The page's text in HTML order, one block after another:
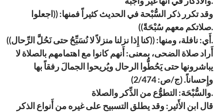
وقد تكرر ذكر السُّبْحة في الحديث كثيراً فمنها: ((اجعلوا
صلاتكم معهم سُبْحَةً)).
أَي: نافلة، ومنها: ((كنا إِذا نزلنا منزلاً لا نُسَبِّحُ حتى نَحُلَّ الرِّحال)).
أَراد صلاة الضحى، بمعنى: أَنهم كانوا مع اهتمامهم بالصلاة لا
يباشرونها حتى يَحُطُّوا الرحال ويُريحوا الجمالَ رفقاً بها
وإِحساناً. (ج/ص: 2/474)
والسُّبْحَة: التطوُّع من الذِّكر والصلاة.
قال ابن الأَثير: وقد يطلق التسبيح على غيره من أَنواع الذكر